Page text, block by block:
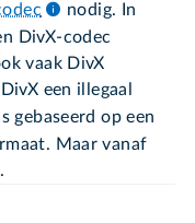
nodig. In
DivX-codec
vaak DivX
een illegaal
gebaseerd op een
Maar vanaf